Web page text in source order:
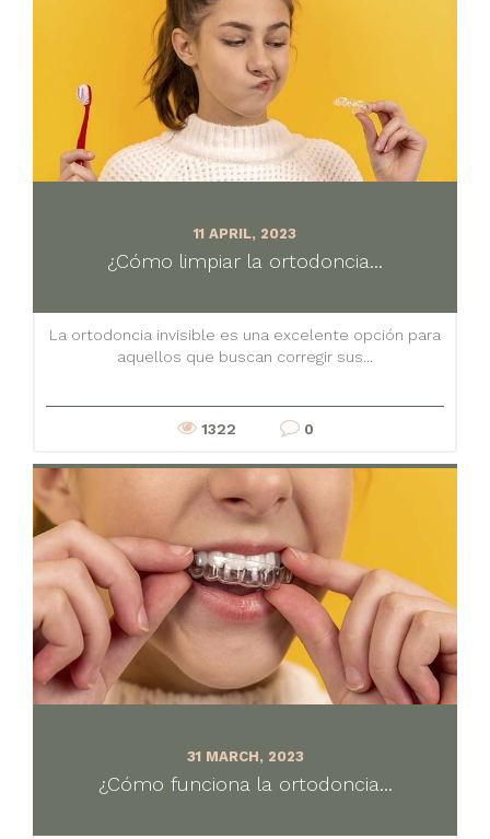
11 APRIL, 2023
¿Cómo limpiar la ortodoncia...
La ortodoncia invisible es una excelente opción para
aquellos que buscan corregir sus...
1322 0
31 MARCH, 2023
¿Cómo funciona la ortodoncia...